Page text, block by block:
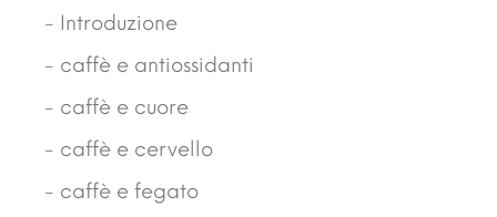
- Introduzione
- caffè e antiossidanti
- caffè e cuore
- caffè e cervello
- caffè e fegato